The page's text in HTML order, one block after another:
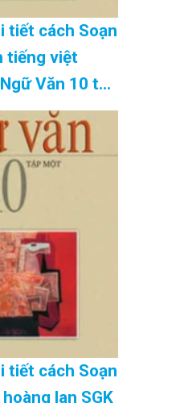
tiết cách Soạn
tiếng việt
Văn 10 tập
– hay nhất
tiết cách Soạn
lan SGK